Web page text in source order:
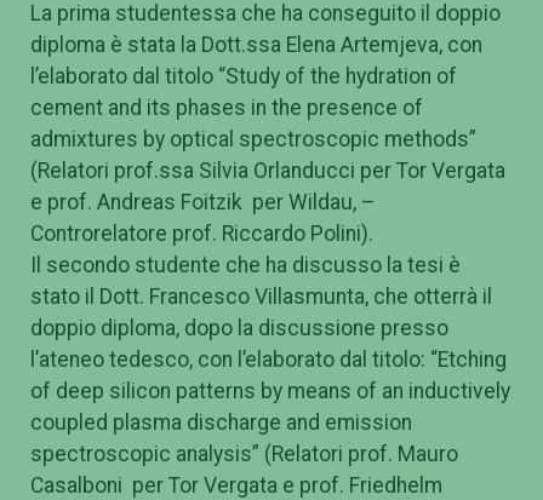
La prima studentessa che ha conseguito il doppio
diploma è stata la Dott.ssa Elena Artemjeva, con
l’elaborato dal titolo “Study of the hydration of
cement and its phases in the presence of
admixtures by optical spectroscopic methods”
(Relatori prof.ssa Silvia Orlanducci per Tor Vergata
e prof. Andreas Foitzik per Wildau, –
Controrelatore prof. Riccardo Polini).
Il secondo studente che ha discusso la tesi è
stato il Dott. Francesco Villasmunta, che otterrà il
doppio diploma, dopo la discussione presso
l’ateneo tedesco, con l’elaborato dal titolo: “Etching
of deep silicon patterns by means of an inductively
coupled plasma discharge and emission
spectroscopic analysis” (Relatori prof. Mauro
Casalboni per Tor Vergata e prof. Friedhelm